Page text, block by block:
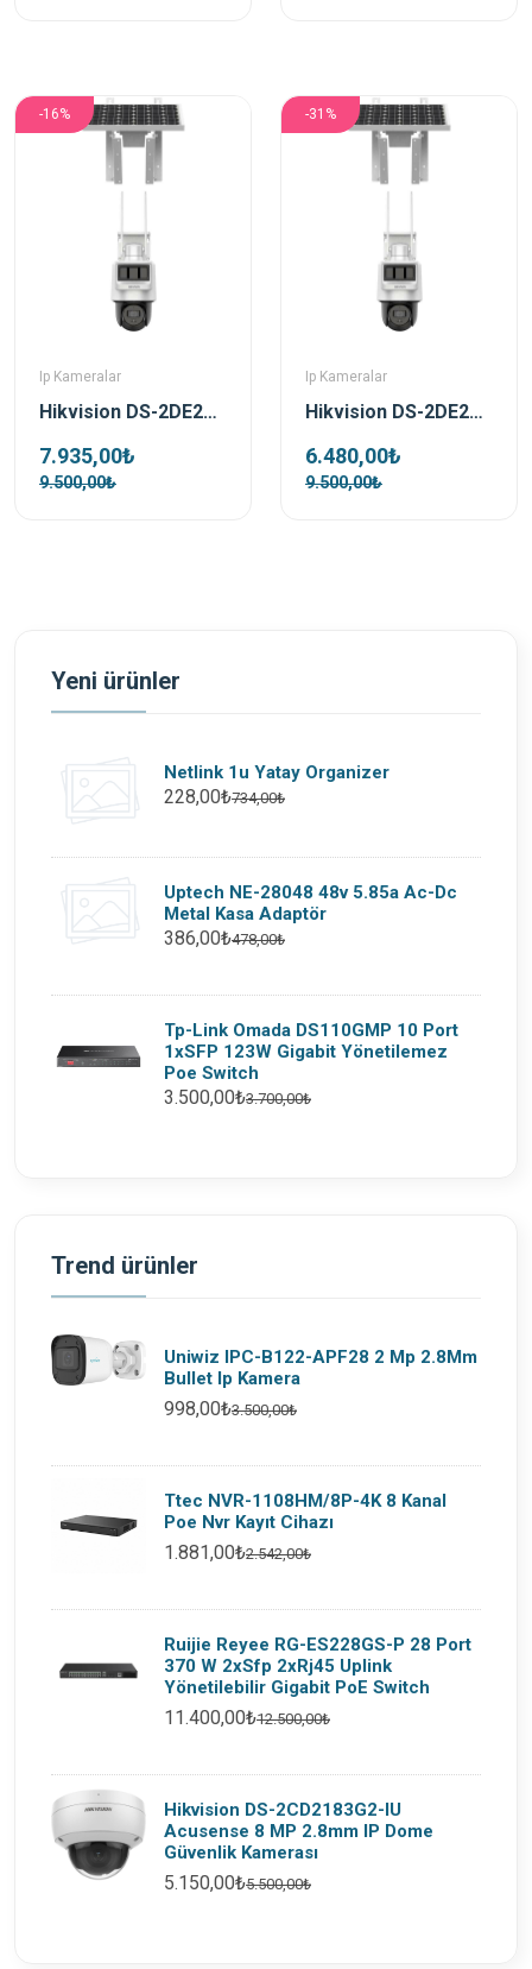
-16%
Ip Kameralar
Hikvision DS-2DE2C400IWG-K/4G/C05S10 4 MP 2.8mm Pro Solar IP Güvenlik Kamerası
7.935,00₺
9.500,00₺
-31%
Ip Kameralar
Hikvision DS-2DE2C200IWG-K/4G/C05S10 2 MP 2.8mm Pro Solar IP Güvenlik Kamerası
6.480,00₺
9.500,00₺
Yeni ürünler
Netlink 1u Yatay Organizer
228,00₺734,00₺
Uptech NE-28048 48v 5.85a Ac-Dc
Metal Kasa Adaptör
386,00₺478,00₺
Tp-Link Omada DS110GMP 10 Port
1xSFP 123W Gigabit Yönetilemez
Poe Switch
3.500,00₺3.700,00₺
Trend ürünler
Uniwiz IPC-B122-APF28 2 Mp 2.8Mm
Bullet Ip Kamera
998,00₺3.500,00₺
Ttec NVR-1108HM/8P-4K 8 Kanal
Poe Nvr Kayıt Cihazı
1.881,00₺2.542,00₺
Ruijie Reyee RG-ES228GS-P 28 Port
370 W 2xSfp 2xRj45 Uplink
Yönetilebilir Gigabit PoE Switch
11.400,00₺12.500,00₺
Hikvision DS-2CD2183G2-IU
Acusense 8 MP 2.8mm IP Dome
Güvenlik Kamerası
5.150,00₺5.500,00₺